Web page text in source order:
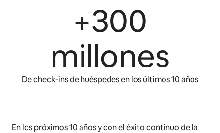
+300
millones
De check-ins de huéspedes en los últimos 10 años
En los próximos 10 años y con el éxito continuo de la